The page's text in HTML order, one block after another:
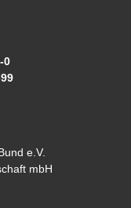
0
e.V.
mbH